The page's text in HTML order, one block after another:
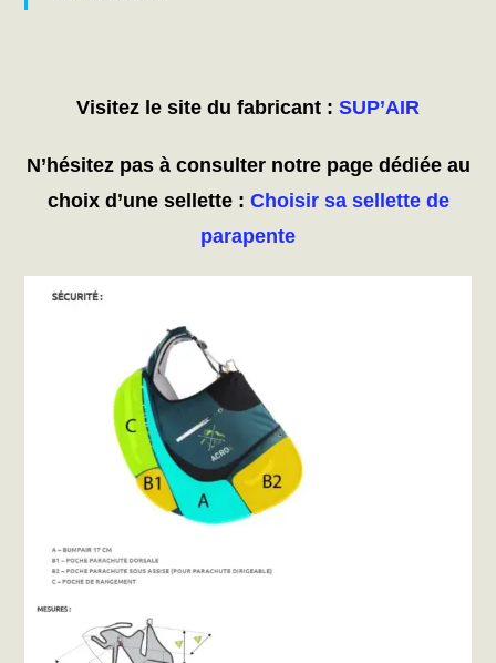
Visitez le site du fabricant : SUP’AIR
N’hésitez pas à consulter notre page dédiée au
choix d’une sellette : Choisir sa sellette de
parapente